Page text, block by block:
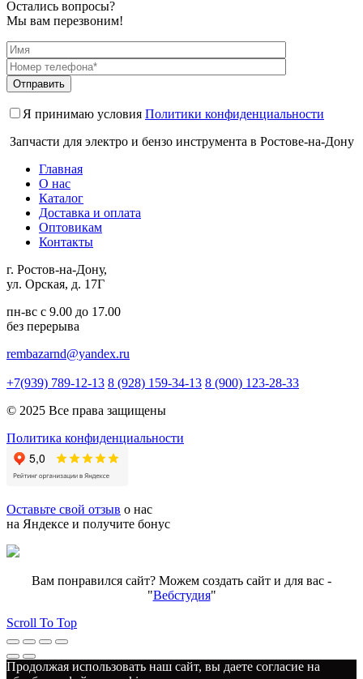
Остались вопросы?
Мы вам перезвоним!
Я принимаю условия Политики конфиденциальности
Запчасти для электро и бензо инструмента в Ростове-на-Дону
Главная
О нас
Каталог
Доставка и оплата
Оптовикам
Контакты
г. Ростов-на-Дону,
ул. Орская, д. 17Г
пн-вс с 9.00 до 17.00
без перерыва
rembazarnd@yandex.ru
+7(939) 789-12-13 8 (928) 159-34-13 8 (900) 123-28-33
© 2025 Все права защищены
Политика конфиденциальности
Оставьте свой отзыв о нас
на Яндексе и получите бонус
Вам понравился сайт? Можем создать сайт и для вас -
"Вебстудия"
Scroll To Top
Продолжая использовать наш сайт, вы даете согласие на